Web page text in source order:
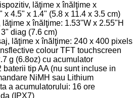
lăţime x înălţime x
x 4.5" x 1.4" (5.8 x 11.4 x 3.5 cm)
x înălţime: 1.53"W x 2.55"H
diag (7.6 cm)
lăţime x înălţime: 240 x 400 pixels
colour TFT touchscreen
g (6.8oz) cu acumulator
baterii tip AA (nu sunt incluse in
NiMH sau Lithium
a acumulatorului: 16 ore
(IPX7)